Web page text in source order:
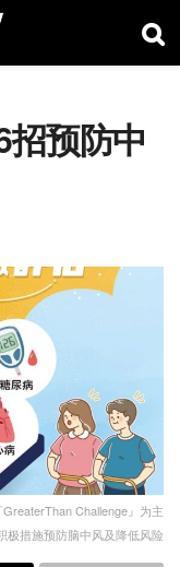
预防中
Challenge』为主
极措施预防脑中风及降低风险